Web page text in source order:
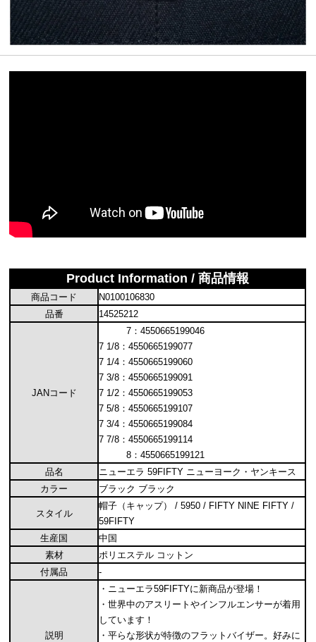
Product Information / 商品情報
商品コード
N0100106830
品番
14525212
JANコード
7：4550665199046
7 1/8：4550665199077
7 1/4：4550665199060
7 3/8：4550665199091
7 1/2：4550665199053
7 5/8：4550665199107
7 3/4：4550665199084
7 7/8：4550665199114
8：4550665199121
品名
ニューエラ 59FIFTY ニューヨーク・ヤンキース
カラー
ブラック ブラック
スタイル
帽子（キャップ） / 5950 / FIFTY NINE FIFTY /
59FIFTY
生産国
中国
素材
ポリエステル コットン
付属品
-
説明
・ニューエラ59FIFTYに新商品が登場！
・世界中のアスリートやインフルエンサーが着用
しています！
・平らな形状が特徴のフラットバイザー。好みに